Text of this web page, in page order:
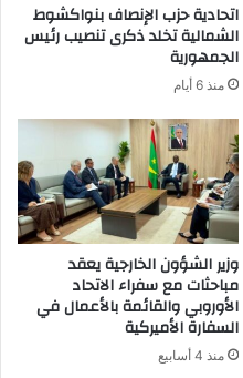
اتحادية حزب الإنصاف بنواكشوط
الشمالية تخلد ذكرى تنصيب رئيس
الجمهورية
منذ 6 أيام
وزير الشؤون الخارجية يعقد
مباحثات مع سفراء الاتحاد
الأوروبي والقائمة بالأعمال في
السفارة الأميركية
منذ 4 أسابيع